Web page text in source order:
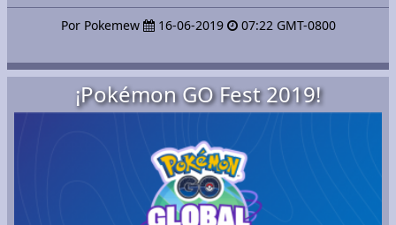
Por Pokemew 16-06-2019 07:22 GMT-0800
¡Pokémon GO Fest 2019!